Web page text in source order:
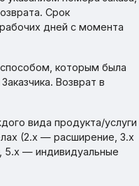
Срок
дней с момента
которым была
Возврат в
вида продукта/услуги
(2.x — расширение, 3.x
— индивидуальные